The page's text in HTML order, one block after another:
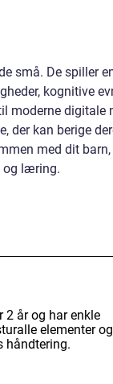
små. De spiller
kognitive
moderne digitale
der kan berige
med dit
og læring.
2 år og har enkle
elementer
håndtering.